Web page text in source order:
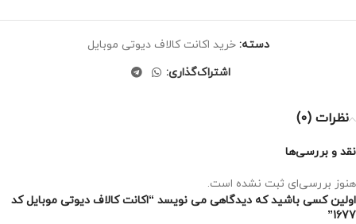
دسته: خرید اکانت کالاف دیوتی موبایل
اشتراک‌گذاری:
نظرات (0)
نقد و بررسی‌ها
هنوز بررسی‌ای ثبت نشده است.
اولین کسی باشید که دیدگاهی می نویسد “اکانت کالاف دیوتی موبایل کد
1677”